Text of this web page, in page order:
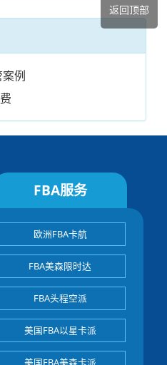
例
FBA服务
欧洲FBA卡航
FBA美森限时达
FBA头程空派
美国FBA以星卡派
返回顶部